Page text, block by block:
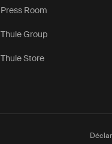
Press Room
Thule Group
Thule Store